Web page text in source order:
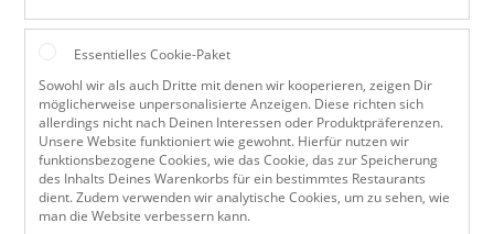
Essentielles Cookie-Paket
Sowohl wir als auch Dritte mit denen wir kooperieren, zeigen Dir
möglicherweise unpersonalisierte Anzeigen. Diese richten sich
allerdings nicht nach Deinen Interessen oder Produktpräferenzen.
Unsere Website funktioniert wie gewohnt. Hierfür nutzen wir
funktionsbezogene Cookies, wie das Cookie, das zur Speicherung
des Inhalts Deines Warenkorbs für ein bestimmtes Restaurants
dient. Zudem verwenden wir analytische Cookies, um zu sehen, wie
man die Website verbessern kann.